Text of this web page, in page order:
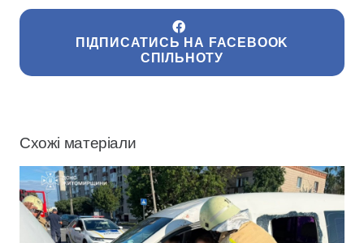
ПІДПИСАТИСЬ НА FACEBOOK
СПІЛЬНОТУ
Схожі матеріали